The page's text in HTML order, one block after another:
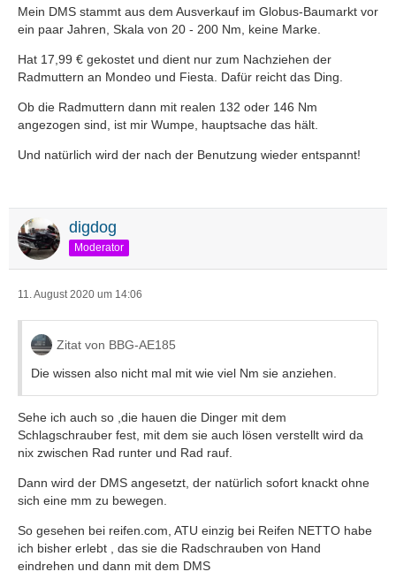
Mein DMS stammt aus dem Ausverkauf im Globus-Baumarkt vor
ein paar Jahren, Skala von 20 - 200 Nm, keine Marke.
Hat 17,99 € gekostet und dient nur zum Nachziehen der
Radmuttern an Mondeo und Fiesta. Dafür reicht das Ding.
Ob die Radmuttern dann mit realen 132 oder 146 Nm
angezogen sind, ist mir Wumpe, hauptsache das hält.
Und natürlich wird der nach der Benutzung wieder entspannt!
digdog
Moderator
11. August 2020 um 14:06
Zitat von BBG-AE185
Die wissen also nicht mal mit wie viel Nm sie anziehen.
Sehe ich auch so ,die hauen die Dinger mit dem
Schlagschrauber fest, mit dem sie auch lösen verstellt wird da
nix zwischen Rad runter und Rad rauf.
Dann wird der DMS angesetzt, der natürlich sofort knackt ohne
sich eine mm zu bewegen.
So gesehen bei reifen.com, ATU einzig bei Reifen NETTO habe
ich bisher erlebt , das sie die Radschrauben von Hand
eindrehen und dann mit dem DMS